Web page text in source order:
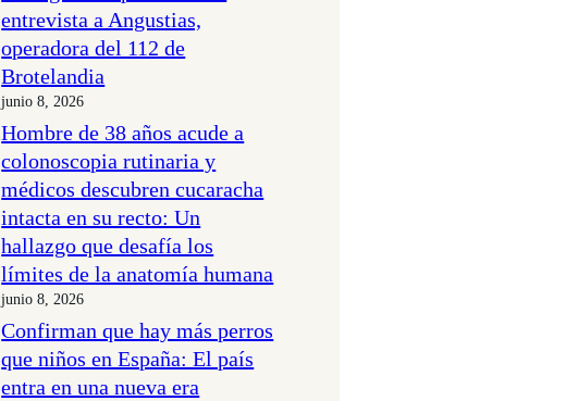
entrevista a Angustias,
operadora del 112 de
Brotelandia
junio 8, 2026
Hombre de 38 años acude a
colonoscopia rutinaria y
médicos descubren cucaracha
intacta en su recto: Un
hallazgo que desafía los
límites de la anatomía humana
junio 8, 2026
Confirman que hay más perros
que niños en España: El país
entra en una nueva era